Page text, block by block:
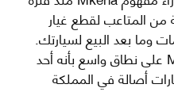
المتاعب لقطع غيار
وما بعد البيع لسيارتك.
ومنذ ذلك الحين ، اشتهر Mkena على نطاق واسع بأنه أحد
أصالة في المملكة